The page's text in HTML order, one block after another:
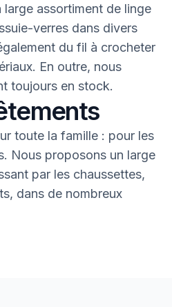
assortiment de linge
verres dans divers
du fil à crocheter
En outre, nous
toujours en stock.
toute la famille : pour les
Nous proposons un large
par les chaussettes,
dans de nombreux